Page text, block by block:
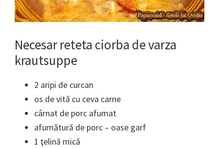
Necesar reteta ciorba de varza
krautsuppe
2 aripi de curcan
os de vită cu ceva carne
cârnat de porc afumat
afumătură de porc – oase garf
1 ţelină mică